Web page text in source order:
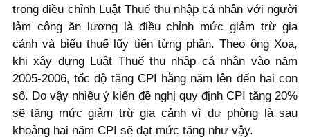
trong điều chỉnh Luật Thuế thu nhập cá nhân với người
làm công ăn lương là điều chỉnh mức giảm trừ gia
cảnh và biểu thuế lũy tiến từng phần. Theo ông Xoa,
khi xây dựng Luật Thuế thu nhập cá nhân vào năm
2005-2006, tốc độ tăng CPI hằng năm lên đến hai con
số. Do vậy nhiều ý kiến đề nghị quy định CPI tăng 20%
sẽ tăng mức giảm trừ gia cảnh vì dự phòng là sau
khoảng hai năm CPI sẽ đạt mức tăng như vậy.